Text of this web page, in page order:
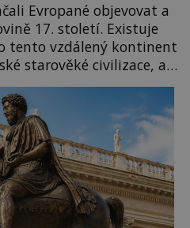
Evropané objevovat a
17. století. Existuje
tento vzdálený kontinent
starověké civilizace, a
starověku kartografové
kontinent Terra
Do jisté míry to byl